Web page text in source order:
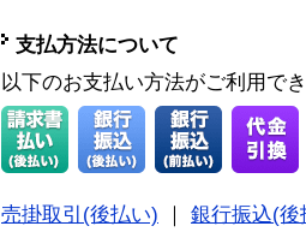
支払方法について
以下のお支払い方法がご利用で
売掛取引(後払い)
銀行振込(後